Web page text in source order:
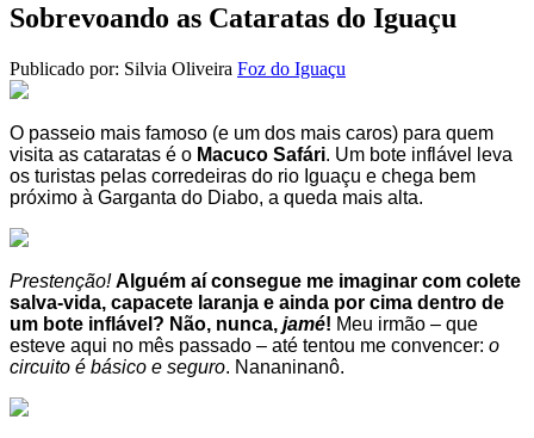
Sobrevoando as Cataratas do Iguaçu
Publicado por: Silvia Oliveira Foz do Iguaçu
O passeio mais famoso (e um dos mais caros) para quem
visita as cataratas é o Macuco Safári. Um bote inflável leva
os turistas pelas corredeiras do rio Iguaçu e chega bem
próximo à Garganta do Diabo, a queda mais alta.
Prestenção! Alguém aí consegue me imaginar com colete
salva-vida, capacete laranja e ainda por cima dentro de
um bote inflável? Não, nunca, jamé! Meu irmão – que
esteve aqui no mês passado – até tentou me convencer: o
circuito é básico e seguro. Nananinanô.